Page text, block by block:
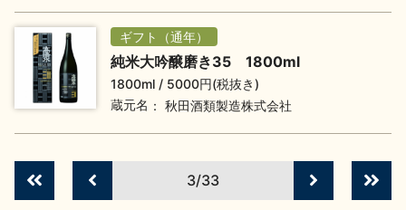
季節の商品 イベント情報
地酒蔵元会WEB展示会 地酒蔵元会利酒会
ギフト（通年）
純米大吟醸磨き35 1800ml
1800ml
5000円(税抜き)
蔵元名
秋田酒類製造株式会社
3/33